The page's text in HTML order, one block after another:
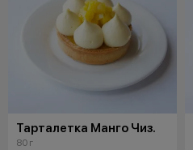
Тарталетка Манго Чиз.
80 г